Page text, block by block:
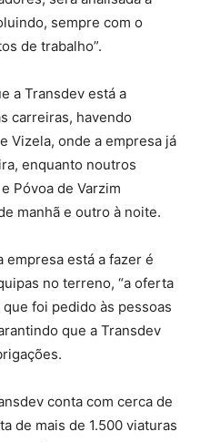
sempre com o
de trabalho”.
a Transdev está a
carreiras, havendo
Vizela, onde a empresa já
enquanto noutros
Póvoa de Varzim
manhã e outro à noite.
empresa está a fazer é
no terreno, “a oferta
foi pedido às pessoas
que a Transdev
conta com cerca de
de mais de 1.500 viaturas